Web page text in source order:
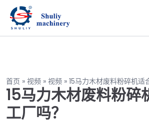
首页 » 视频 » 视频 » 15马力木材废料粉碎机适
15马力木材废料粉碎
工厂吗？